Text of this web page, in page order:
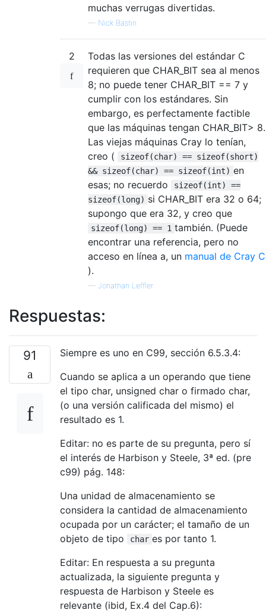
muchas verrugas divertidas.
— Nick Bastin
2
Todas las versiones del estándar C
requieren que CHAR_BIT sea al menos
8; no puede tener CHAR_BIT == 7 y
cumplir con los estándares. Sin
embargo, es perfectamente factible
que las máquinas tengan CHAR_BIT> 8.
Las viejas máquinas Cray lo tenían,
creo (
sizeof(char) == sizeof(short)
&& sizeof(char) == sizeof(int) en
esas; no recuerdo
sizeof(int) ==
sizeof(long) si CHAR_BIT era 32 o 64;
supongo que era 32, y creo que
sizeof(long) == 1 también. (Puede
encontrar una referencia, pero no
acceso en línea a, un manual de Cray C
).
— Jonathan Leffler
Respuestas:
91
Siempre es uno en C99, sección 6.5.3.4:
Cuando se aplica a un operando que tiene
el tipo char, unsigned char o firmado char,
(o una versión calificada del mismo) el
resultado es 1.
Editar: no es parte de su pregunta, pero sí
el interés de Harbison y Steele, 3ª ed. (pre
c99) pág. 148:
Una unidad de almacenamiento se
considera la cantidad de almacenamiento
ocupada por un carácter; el tamaño de un
objeto de tipo
char es por tanto 1.
Editar: En respuesta a su pregunta
actualizada, la siguiente pregunta y
respuesta de Harbison y Steele es
relevante (ibid, Ex.4 del Cap.6):